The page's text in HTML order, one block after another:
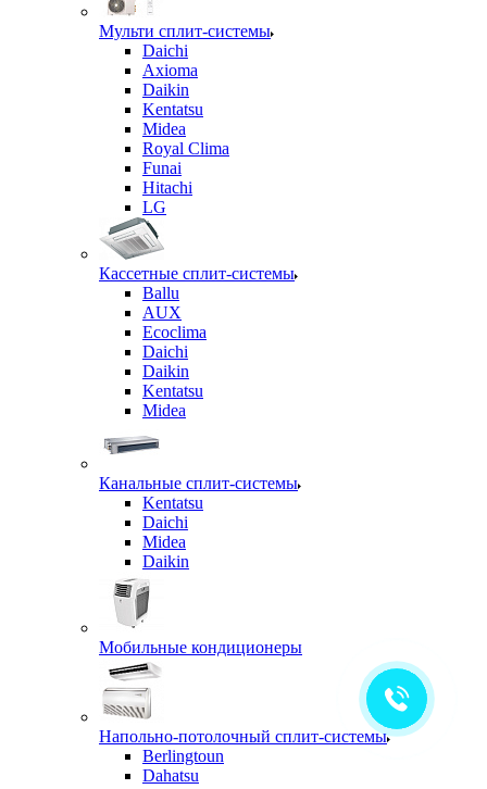
Мульти сплит-системы
Daichi
Axioma
Daikin
Kentatsu
Midea
Royal Clima
Funai
Hitachi
LG
Кассетные сплит-системы
Ballu
AUX
Ecoclima
Daichi
Daikin
Kentatsu
Midea
Канальные сплит-системы
Kentatsu
Daichi
Midea
Daikin
Мобильные кондиционеры
Напольно-потолочный сплит-системы
Berlingtoun
Dahatsu